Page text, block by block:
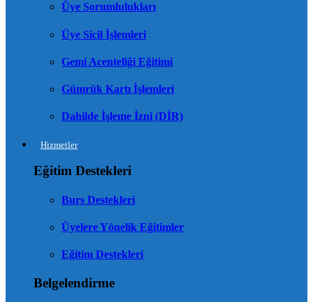
Üye Sorumlulukları
Üye Sicil İşlemleri
Gemi Acenteliği Eğitimi
Gümrük Kartı İşlemleri
Dahilde İşleme İzni (DİR)
Hizmetler
Eğitim Destekleri
Burs Destekleri
Üyelere Yönelik Eğitimler
Eğitim Destekleri
Belgelendirme